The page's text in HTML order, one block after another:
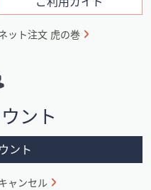
ット注文 虎の巻
ント
ント
ャンセル